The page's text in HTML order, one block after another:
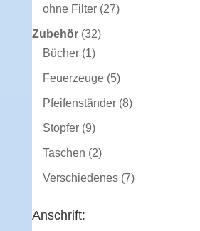
ohne Filter 2727
Zubehör 3232
Bücher 11
Produkt
Feuerzeuge 55
Produkte
Pfeifenständer 88
Stopfer 99
Produkte
Taschen 22
Produkte
Verschiedenes 77
Anschrift: